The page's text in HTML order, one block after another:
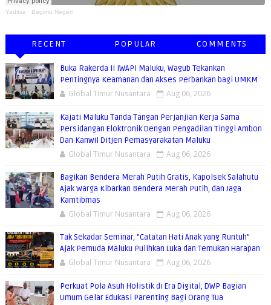
Yaditsa · Bagimu Negeri
RECENT POPULAR COMMENTS
Buka Rakerda II IWAPI Maluku, Wagub Tekankan
Pentingnya Keamanan dan Akses Perbankan bagi UMKM
Global Timur Nusantara Aug 06, 2026
Kajati Maluku Tanda Tangan Perjanjian Kerja Sama
Persidangan Eloktronik Dengan Pengadilan Tinggi Ambon
Dan Kanwil Ditjen Pemasyarakatan Maluku
Global Timur Nusantara Aug 06, 2026
Bagikan Bendera Merah Putih Gratis, Kapolsek Salahutu
Ajak Warga Kibarkan Bendera Merah Putih, dan Jaga
Kamtibmas
Global Timur Nusantara Aug 06, 2026
Tak Sekadar Seminar, "Catatan Hati Anak yang Runtuh"
Ajak Pemuda Maluku Pulihkan Luka dan Temukan Harapan
Global Timur Nusantara Aug 06, 2026
Perkuat Pola Asuh Holistik di Era Digital, DWP Bagian
Umum Gelar Edukasi Parenting Bagi Orang Tua